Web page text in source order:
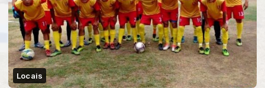
Locais